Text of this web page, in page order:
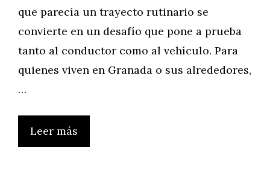
que parecía un trayecto rutinario se
convierte en un desafío que pone a prueba
tanto al conductor como al vehículo. Para
quienes viven en Granada o sus alrededores,
…
Leer más